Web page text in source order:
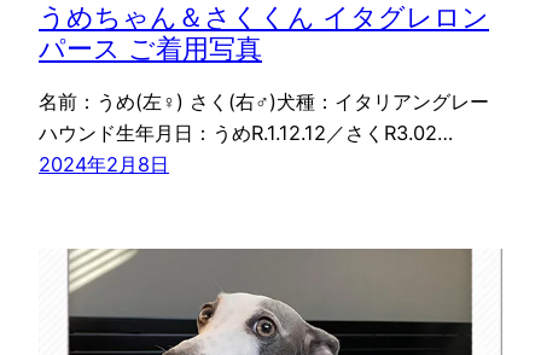
うめちゃん＆さくくん イタグレロン
パース ご着用写真
名前：うめ(左♀) さく(右♂)犬種：イタリアングレー
ハウンド生年月日：うめR.1.12.12／さくR3.02…
2024年2月8日